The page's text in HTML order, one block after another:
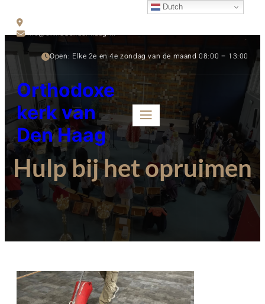
info@orthodoxdenhaag.nl
Open: Elke 2e en 4e zondag van de maand 08:00 – 13:00
Orthodoxe
kerk van
Den Haag
Hulp bij het opruimen
Dutch